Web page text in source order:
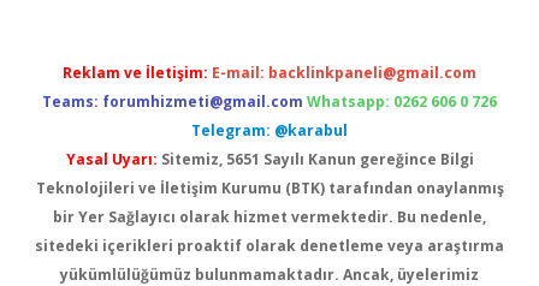
Reklam ve İletişim: E-mail: backlinkpaneli@gmail.com
Teams: forumhizmeti@gmail.com Whatsapp: 0262 606 0 726
Telegram: @karabul
Yasal Uyarı: Sitemiz, 5651 Sayılı Kanun gereğince Bilgi
Teknolojileri ve İletişim Kurumu (BTK) tarafından onaylanmış
bir Yer Sağlayıcı olarak hizmet vermektedir. Bu nedenle,
sitedeki içerikleri proaktif olarak denetleme veya araştırma
yükümlülüğümüz bulunmamaktadır. Ancak, üyelerimiz